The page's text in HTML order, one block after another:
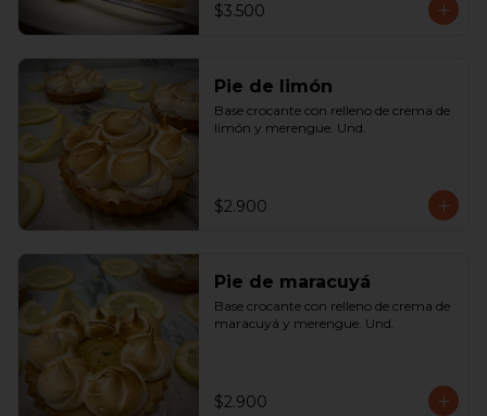
$3.500
Pie de limón
Base crocante con relleno de crema de
limón y merengue. Und.
$2.900
Pie de maracuyá
Base crocante con relleno de crema de
maracuyá y merengue. Und.
$2.900